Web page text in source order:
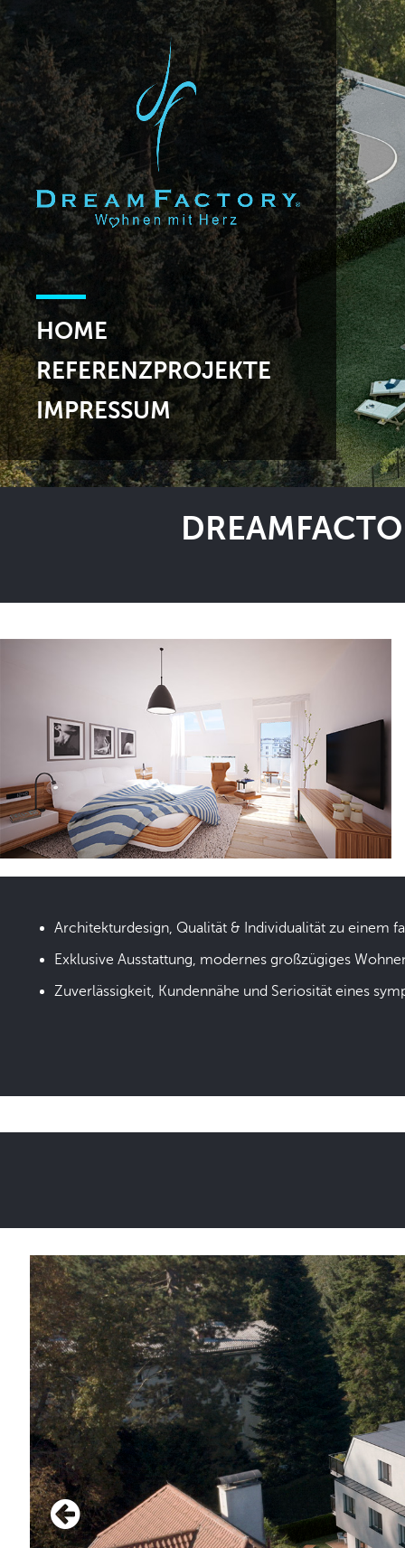
HOME
REFERENZPROJEKTE
IMPRESSUM
Architekturdesign, Qualität & Individualität zu einem
Exklusive Ausstattung, modernes großzügiges
Zuverlässigkeit, Kundennähe und Seriosität eines